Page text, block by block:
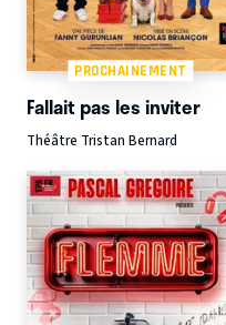
PROCHAINEMENT
Fallait pas les inviter
Théâtre Tristan Bernard